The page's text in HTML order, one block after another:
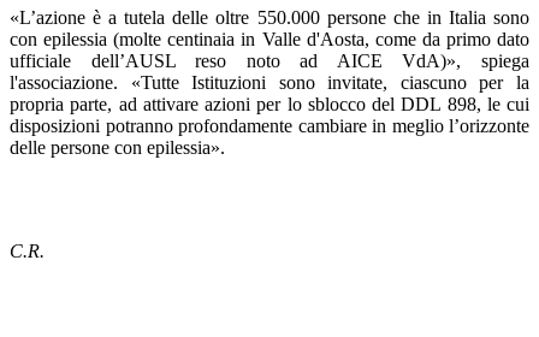
«L’azione è a tutela delle oltre 550.000 persone che in Italia sono
con epilessia (molte centinaia in Valle d'Aosta, come da primo dato
ufficiale dell’AUSL reso noto ad AICE VdA)», spiega
l'associazione. «Tutte Istituzioni sono invitate, ciascuno per la
propria parte, ad attivare azioni per lo sblocco del DDL 898, le cui
disposizioni potranno profondamente cambiare in meglio l’orizzonte
delle persone con epilessia».
C.R.